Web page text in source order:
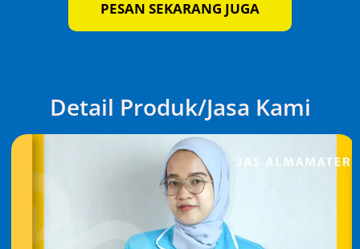
PESAN SEKARANG JUGA
Detail Produk/Jasa Kami